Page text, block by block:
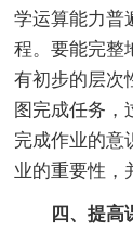
学运算能力普
程。要能完整
有初步的层次
图完成任务，
完成作业的意
业的重要性，
四、提高